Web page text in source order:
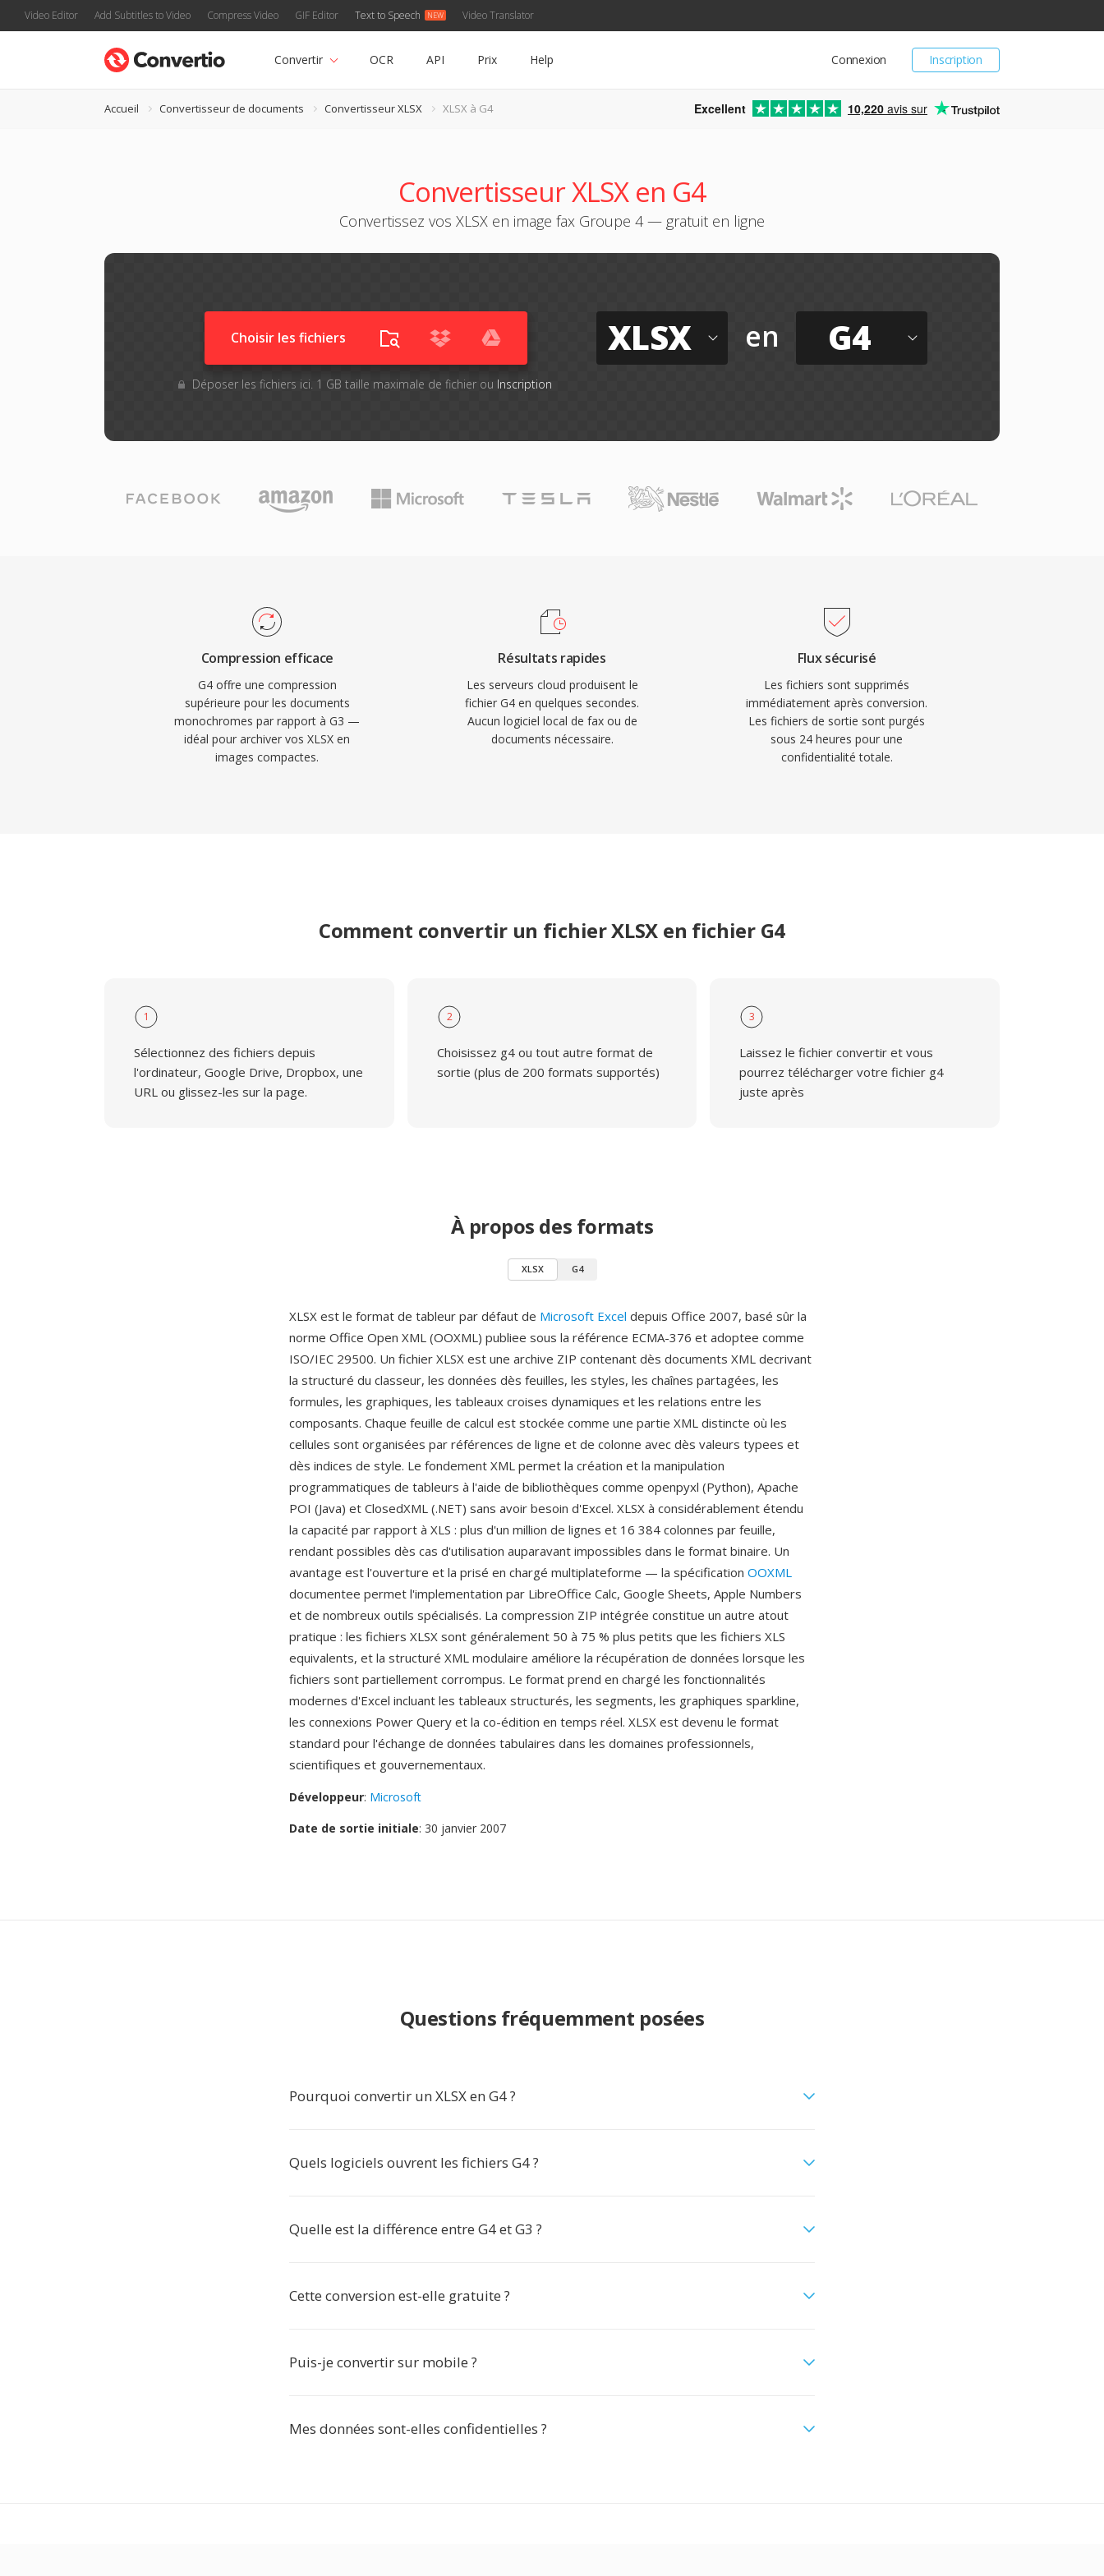
Video Editor Add Subtitles to Video Compress Video GIF Editor Text to Speech Video Translator
Inscription
Connexion
Convertir OCR API Prix Help
Accueil Convertisseur de documents Convertisseur XLSX XLSX à G4 Excellent 10,220 avis sur
Convertisseur XLSX en G4
Convertissez vos XLSX en image fax Groupe 4 — gratuit en ligne
Choisir les fichiers
Déposer les fichiers ici. 1 GB taille maximale de fichier ou Inscription
XLSX en G4
Compression efficace
G4 offre une compression
supérieure pour les documents
monochromes par rapport à G3 —
idéal pour archiver vos XLSX en
images compactes.
Résultats rapides
Les serveurs cloud produisent le
fichier G4 en quelques secondes.
Aucun logiciel local de fax ou de
documents nécessaire.
Flux sécurisé
Les fichiers sont supprimés
immédiatement après conversion.
Les fichiers de sortie sont purgés
sous 24 heures pour une
confidentialité totale.
Comment convertir un fichier XLSX en fichier G4
1
Sélectionnez des fichiers depuis
l'ordinateur, Google Drive, Dropbox, une
URL ou glissez-les sur la page.
2
Choisissez g4 ou tout autre format de
sortie (plus de 200 formats supportés)
3
Laissez le fichier convertir et vous
pourrez télécharger votre fichier g4
juste après
À propos des formats
XLSX G4
XLSX est le format de tableur par défaut de Microsoft Excel depuis Office 2007, basé sûr la
norme Office Open XML (OOXML) publiee sous la référence ECMA-376 et adoptee comme
ISO/IEC 29500. Un fichier XLSX est une archive ZIP contenant dès documents XML decrivant
la structuré du classeur, les données dès feuilles, les styles, les chaînes partagées, les
formules, les graphiques, les tableaux croises dynamiques et les relations entre les
composants. Chaque feuille de calcul est stockée comme une partie XML distincte où les
cellules sont organisées par références de ligne et de colonne avec dès valeurs typees et
dès indices de style. Le fondement XML permet la création et la manipulation
programmatiques de tableurs à l'aide de bibliothèques comme openpyxl (Python), Apache
POI (Java) et ClosedXML (.NET) sans avoir besoin d'Excel. XLSX à considérablement étendu
la capacité par rapport à XLS : plus d'un million de lignes et 16 384 colonnes par feuille,
rendant possibles dès cas d'utilisation auparavant impossibles dans le format binaire. Un
avantage est l'ouverture et la prisé en chargé multiplateforme — la spécification OOXML
documentee permet l'implementation par LibreOffice Calc, Google Sheets, Apple Numbers
et de nombreux outils spécialisés. La compression ZIP intégrée constitue un autre atout
pratique : les fichiers XLSX sont généralement 50 à 75 % plus petits que les fichiers XLS
equivalents, et la structuré XML modulaire améliore la récupération de données lorsque les
fichiers sont partiellement corrompus. Le format prend en chargé les fonctionnalités
modernes d'Excel incluant les tableaux structurés, les segments, les graphiques sparkline,
les connexions Power Query et la co-édition en temps réel. XLSX est devenu le format
standard pour l'échange de données tabulaires dans les domaines professionnels,
scientifiques et gouvernementaux.
Développeur: Microsoft
Date de sortie initiale: 30 janvier 2007
Questions fréquemment posées
Pourquoi convertir un XLSX en G4 ?
Quels logiciels ouvrent les fichiers G4 ?
Quelle est la différence entre G4 et G3 ?
Cette conversion est-elle gratuite ?
Puis-je convertir sur mobile ?
Mes données sont-elles confidentielles ?